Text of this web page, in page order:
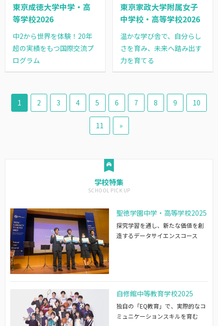
東京成徳大学中学・高
等学校2026
中2から世界を体験！20年
超の実績をもつ国際交流プ
ログラム
東京家政大学附属女子
中学校・高等学校2026
温かな学び舎で、自分らし
さを育み、未来へ踏み出す
力を育てる
1 2 3 4 5 6 7 8 9 10
11 »
学校特集
聖徳学園中学・高等学校2025
探究学習を通し、新たな価値を創
造するデータサイエンスコース
自修館中等教育学校2025
独自の「EQ教育」で、実際的なコ
ミュニケーションスキルを育む